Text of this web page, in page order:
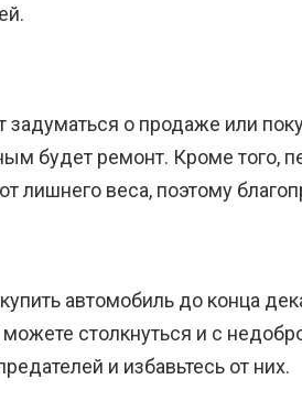
задуматься о продаже или
будет ремонт. Кроме
лишнего веса, поэтому
автомобиль до конца
столкнуться и с
и избавьтесь от них.